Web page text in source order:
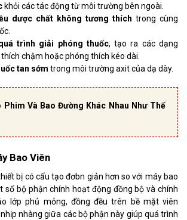
khỏi các tác động từ môi trường bên ngoài.
dược chất không tương thích trong cùng
trình giải phóng thuốc, tạo ra các dạng
chậm hoặc phóng thích kéo dài.
tan sớm trong môi trường axit của dạ dày.
Phim Và Bao Đường Khác Nhau Như Thế
Bao Viên
bị có cấu tạo đơbn giản hơn so với máy bao
số bộ phận chính hoạt động đồng bộ và chính
lớp phủ mỏng, đồng đều trên bề mặt viên
nhàng giữa các bộ phận này giúp quá trình